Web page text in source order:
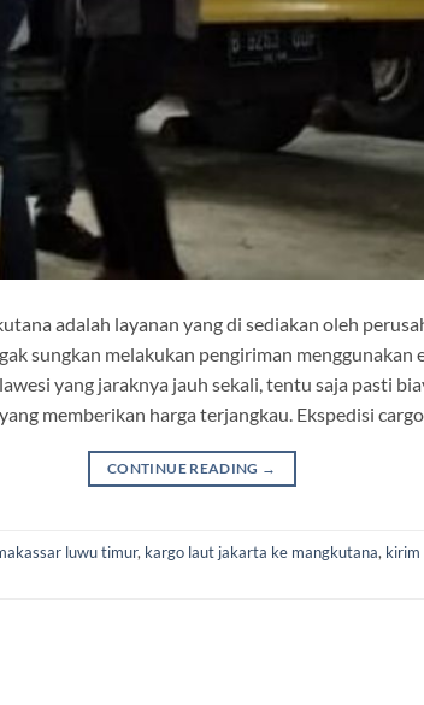
adalah layanan yang di sediakan oleh
sungkan melakukan pengiriman menggunakan
yang jaraknya jauh sekali, tentu saja pasti
memberikan harga terjangkau. Ekspedisi
CONTINUE READING →
luwu timur, kargo laut jakarta ke mangkutana, kirim